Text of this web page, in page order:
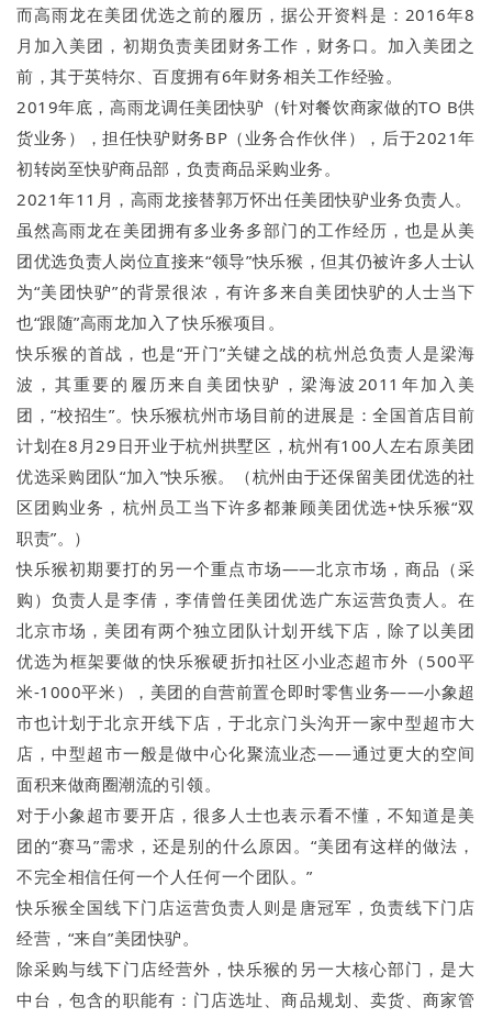
而高雨龙在美团优选之前的履历，据公开资料是：2016年8
月加入美团，初期负责美团财务工作，财务口。加入美团之
前，其于英特尔、百度拥有6年财务相关工作经验。
2019年底，高雨龙调任美团快驴（针对餐饮商家做的TO B供
货业务），担任快驴财务BP（业务合作伙伴），后于2021年
初转岗至快驴商品部，负责商品采购业务。
2021年11月，高雨龙接替郭万怀出任美团快驴业务负责人。
虽然高雨龙在美团拥有多业务多部门的工作经历，也是从美
团优选负责人岗位直接来“领导”快乐猴，但其仍被许多人士认
为“美团快驴”的背景很浓，有许多来自美团快驴的人士当下
也“跟随”高雨龙加入了快乐猴项目。
快乐猴的首战，也是“开门”关键之战的杭州总负责人是梁海
波，其重要的履历来自美团快驴，梁海波2011年加入美
团，“校招生”。快乐猴杭州市场目前的进展是：全国首店目前
计划在8月29日开业于杭州拱墅区，杭州有100人左右原美团
优选采购团队“加入”快乐猴。（杭州由于还保留美团优选的社
区团购业务，杭州员工当下许多都兼顾美团优选+快乐猴“双
职责”。）
快乐猴初期要打的另一个重点市场——北京市场，商品（采
购）负责人是李倩，李倩曾任美团优选广东运营负责人。在
北京市场，美团有两个独立团队计划开线下店，除了以美团
优选为框架要做的快乐猴硬折扣社区小业态超市外（500平
米-1000平米），美团的自营前置仓即时零售业务——小象超
市也计划于北京开线下店，于北京门头沟开一家中型超市大
店，中型超市一般是做中心化聚流业态——通过更大的空间
面积来做商圈潮流的引领。
对于小象超市要开店，很多人士也表示看不懂，不知道是美
团的“赛马”需求，还是别的什么原因。“美团有这样的做法，
不完全相信任何一个人任何一个团队。”
快乐猴全国线下门店运营负责人则是唐冠军，负责线下门店
经营，“来自”美团快驴。
除采购与线下门店经营外，快乐猴的另一大核心部门，是大
中台，包含的职能有：门店选址、商品规划、卖货、商家管